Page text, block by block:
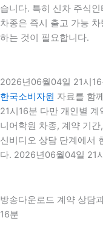
습니다. 특히 신차 주식
차종은 즉시 출고 가능
하는 것이 필요합니다.
2026년06월04일 21시
한국소비자원 자료를 함
21시16분 다만 개인별
니어학원 차종, 계약 기
신비디오 상담 단계에서
다. 2026년06월04일 21
방송다운로드 계약 상담
16분